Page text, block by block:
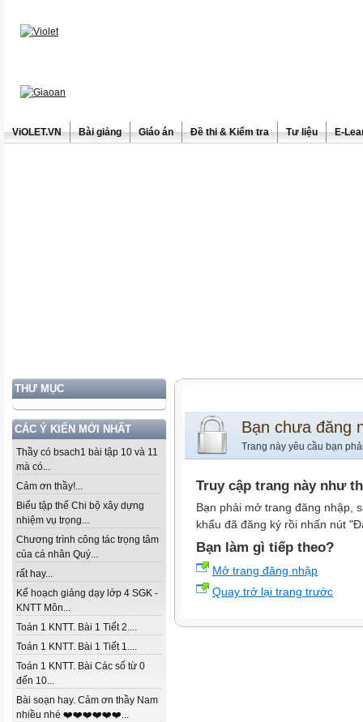
ViOLET.VN Bài giảng Giáo án Đề thi & Kiểm tra Tư liệu E-
THƯ MỤC
CÁC Ý KIẾN MỚI NHẤT
Thầy có bsach1 bài tập 10 và 11
mà có...
Cảm ơn thầy!...
Biểu tập thể Chi bộ xây dựng
nhiệm vụ trọng...
Chương trình công tác trọng tâm
của cá nhân Quý...
rất hay...
Kế hoạch giảng dạy lớp 4 SGK -
KNTT Môn...
Toán 1 KNTT. Bài 1 Tiết 2....
Toán 1 KNTT. Bài 1 Tiết 1....
Toán 1 KNTT. Bài Các số từ 0
đến 10...
Bài soạn hay. Cảm ơn thầy Nam
nhiều nhé ❤️❤️❤️❤️❤️❤️...
Bạn chưa đăng
Trang này yêu cầu bạn
Truy cập trang này như
Bạn phải mở trang đăng nhập,
khẩu đã đăng ký rồi nhấn nút
Bạn làm gì tiếp theo?
Mở trang đăng nhập
Quay trở lại trang trước